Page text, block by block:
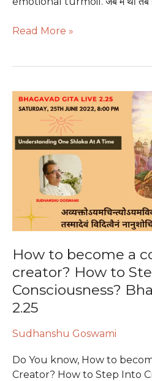
Read More »
How to become a
creator? How to
Consciousness?
2.25
Sudhanshu Goswami
Do You know, How to
Creator? How to Step Into
How
to
become
conscious
creator?
Step
Into
Consciousness?
Bhagavad
Gita
–